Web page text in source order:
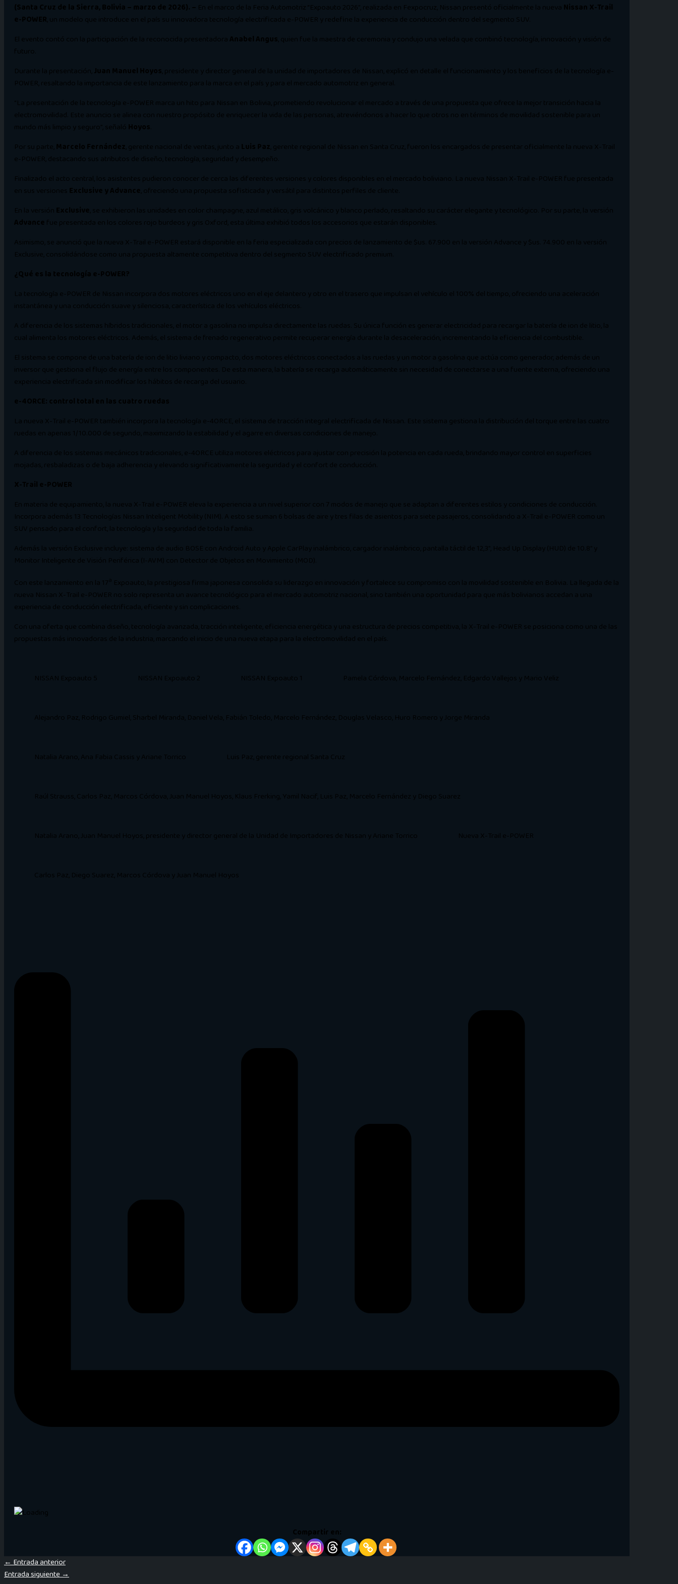
(Santa Cruz de la Sierra, Bolivia – marzo de 2026). – En el marco de la Feria Automotriz “Expoauto 2026”, realizada en Fexpocruz, Nissan presentó oficialmente la nueva Nissan X-Trail
e-POWER , un modelo que introduce en el país su innovadora tecnología electrificada e-POWER y redefine la experiencia de conducción dentro del segmento SUV.
El evento contó con la participación de la reconocida presentadora Anabel Angus , quien fue la maestra de ceremonia y condujo una velada que combinó tecnología, innovación y visión de
futuro.
Durante la presentación, Juan Manuel Hoyos , presidente y director general de la unidad de importadores de Nissan, explicó en detalle el funcionamiento y los beneficios de la tecnología e-
POWER, resaltando la importancia de este lanzamiento para la marca en el país y para el mercado automotriz en general.
“La presentación de la tecnología e-POWER marca un hito para Nissan en Bolivia, prometiendo revolucionar el mercado a través de una propuesta que ofrece la mejor transición hacia la
electromovilidad. Este anuncio se alinea con nuestro propósito de enriquecer la vida de las personas, atreviéndonos a hacer lo que otros no en términos de movilidad sostenible para un
mundo más limpio y seguro”, señaló Hoyos
Por su parte, Marcelo Fernández , gerente nacional de ventas, junto a Luis Paz , gerente regional de Nissan en Santa Cruz, fueron los encargados de presentar oficialmente la nueva X-Trail
e-POWER, destacando sus atributos de diseño, tecnología, seguridad y desempeño.
Finalizado el acto central, los asistentes pudieron conocer de cerca las diferentes versiones y colores disponibles en el mercado boliviano. La nueva Nissan X-Trail e-POWER fue presentada
en sus versiones Exclusive y Advance , ofreciendo una propuesta sofisticada y versátil para distintos perfiles de cliente.
En la versión Exclusive , se exhibieron las unidades en color champagne, azul metálico, gris volcánico y blanco perlado, resaltando su carácter elegante y tecnológico. Por su parte, la versión
Advance fue presentada en los colores rojo burdeos y gris Oxford, esta última exhibió todos los accesorios que estarán disponibles.
Asimismo, se anunció que la nueva X-Trail e-POWER estará disponible en la feria especializada con precios de lanzamiento de $us. 67.900 en la versión Advance y $us. 74.900 en la versión
Exclusive, consolidándose como una propuesta altamente competitiva dentro del segmento SUV electrificado premium.
¿Qué es la tecnología e-POWER?
La tecnología e-POWER de Nissan incorpora dos motores eléctricos uno en el eje delantero y otro en el trasero que impulsan el vehículo el 100% del tiempo, ofreciendo una aceleración
instantánea y una conducción suave y silenciosa, característica de los vehículos eléctricos.
A diferencia de los sistemas híbridos tradicionales, el motor a gasolina no impulsa directamente las ruedas. Su única función es generar electricidad para recargar la batería de ion de litio, la
cual alimenta los motores eléctricos. Además, el sistema de frenado regenerativo permite recuperar energía durante la desaceleración, incrementando la eficiencia del combustible.
El sistema se compone de una batería de ion de litio liviano y compacto, dos motores eléctricos conectados a las ruedas y un motor a gasolina que actúa como generador, además de un
inversor que gestiona el flujo de energía entre los componentes. De esta manera, la batería se recarga automáticamente sin necesidad de conectarse a una fuente externa, ofreciendo una
experiencia electrificada sin modificar los hábitos de recarga del usuario.
e-4ORCE: control total en las cuatro ruedas
La nueva X-Trail e-POWER también incorpora la tecnología e-4ORCE, el sistema de tracción integral electrificada de Nissan. Este sistema gestiona la distribución del torque entre las cuatro
ruedas en apenas 1/10.000 de segundo, maximizando la estabilidad y el agarre en diversas condiciones de manejo.
A diferencia de los sistemas mecánicos tradicionales, e-4ORCE utiliza motores eléctricos para ajustar con precisión la potencia en cada rueda, brindando mayor control en superficies
mojadas, resbaladizas o de baja adherencia y elevando significativamente la seguridad y el confort de conducción.
X-Trail e-POWER
En materia de equipamiento, la nueva X-Trail e-POWER eleva la experiencia a un nivel superior con 7 modos de manejo que se adaptan a diferentes estilos y condiciones de conducción.
Incorpora además 13 Tecnologías Nissan Inteligent Mobility (NIM). A esto se suman 6 bolsas de aire y tres filas de asientos para siete pasajeros, consolidando a X-Trail e-POWER como un
SUV pensado para el confort, la tecnología y la seguridad de toda la familia.
Además la versión Exclusive incluye: sistema de audio BOSE con Android Auto y Apple CarPlay inalámbrico, cargador inalámbrico, pantalla táctil de 12,3”, Head Up Display (HUD) de 10.8” y
Monitor Inteligente de Visión Periférica (I-AVM) con Detector de Objetos en Movimiento (MOD).
Con este lanzamiento en la 17a Expoauto, la prestigiosa firma japonesa consolida su liderazgo en innovación y fortalece su compromiso con la movilidad sostenible en Bolivia. La llegada de la
nueva Nissan X-Trail e-POWER no solo representa un avance tecnológico para el mercado automotriz nacional, sino también una oportunidad para que más bolivianos accedan a una
experiencia de conducción electrificada, eficiente y sin complicaciones.
Con una oferta que combina diseño, tecnología avanzada, tracción inteligente, eficiencia energética y una estructura de precios competitiva, la X-Trail e-POWER se posiciona como una de las
propuestas más innovadoras de la industria, marcando el inicio de una nueva etapa para la electromovilidad en el país.
NISSAN Expoauto 5 NISSAN Expoauto 2 NISSAN Expoauto 1 Pamela Córdova, Marcelo Fernández, Edgardo Vallejos y Mario Veliz
Alejandro Paz, Rodrigo Gumiel, Sharbel Miranda, Daniel Vela, Fabián Toledo, Marcelo Fernández, Douglas Velasco, Huro Romero y Jorge Miranda
Natalia Arano, Ana Fabia Cassis y Ariane Torrico Luis Paz, gerente regional Santa Cruz
Raúl Strauss, Carlos Paz, Marcos Córdova, Juan Manuel Hoyos, Klaus Frerking, Yamil Nacif, Luis Paz, Marcelo Fernández y Diego Suarez
Natalia Arano, Juan Manuel Hoyos, presidente y director general de la Unidad de Importadores de Nissan y Ariane Torrico Nueva X-Trail e-POWER
Carlos Paz, Diego Suarez, Marcos Córdova y Juan Manuel Hoyos
Compartir en:
←Entrada anterior
Entrada siguiente→